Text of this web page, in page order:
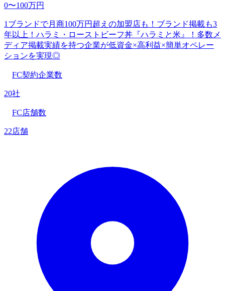
0〜100万円
1ブランドで月商100万円超えの加盟店も！ブランド掲載も3
年以上！ハラミ・ローストビーフ丼『ハラミと米』！多数メ
ディア掲載実績を持つ企業が低資金×高利益×簡単オペレー
ションを実現◎
FC契約企業数
20社
FC店舗数
22店舗